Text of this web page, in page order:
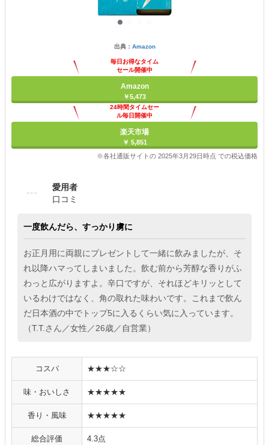
出典： Amazon
毎日お得なタイム
セール開催中
Amazon
￥5,473
24時間タイムセー
ル毎日開催中
楽天市場
￥ 5,851
※各社通販サイトの 2025年3月29日時点 での税込価格
愛用者
口コミ
一度飲んだら、すっかり虜に
お正月用に両親にプレゼントして一緒に飲みましたが、そ
れ以降ハマってしまいました。飲む前から芳醇な香りがふ
わっと広がりますよ。辛口ですが、それほどキリッとして
いるわけではなく、角の取れた味わいです。これまで飲ん
だ日本酒の中でトップ5に入るくらい気に入っています。
（T.T.さん／女性／26歳／自営業）
コスパ ★★★☆☆
味・おいしさ ★★★★★
香り・風味 ★★★★★
総合評価 4.3点